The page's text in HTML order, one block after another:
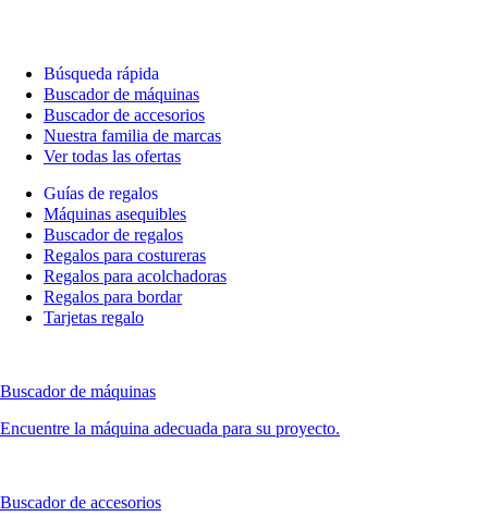
Búsqueda rápida
Buscador de máquinas
Buscador de accesorios
Nuestra familia de marcas
Ver todas las ofertas
Guías de regalos
Máquinas asequibles
Buscador de regalos
Regalos para costureras
Regalos para acolchadoras
Regalos para bordar
Tarjetas regalo
Buscador de máquinas
Encuentre la máquina adecuada para su proyecto.
Buscador de accesorios